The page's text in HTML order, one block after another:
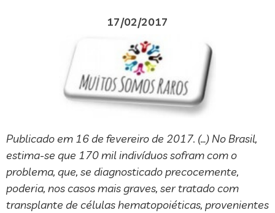
17/02/2017
Publicado em 16 de fevereiro de 2017. (…) No Brasil,
estima-se que 170 mil indivíduos sofram com o
problema, que, se diagnosticado precocemente,
poderia, nos casos mais graves, ser tratado com
transplante de células hematopoiéticas, provenientes